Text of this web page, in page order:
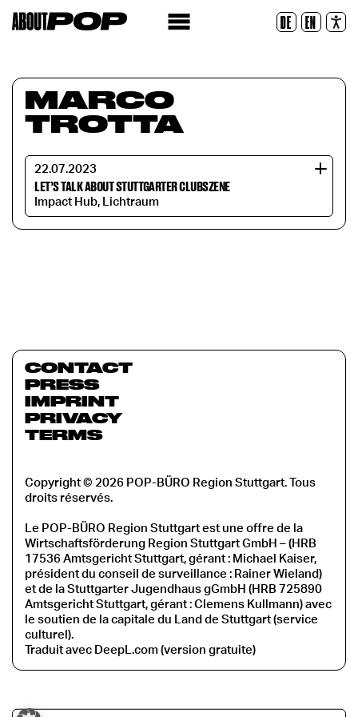
DE EN
Réinitialiser
MARCO
TROTTA
22.07.2023
LET’S TALK ABOUT STUTTGARTER CLUBSZENE
Impact Hub, Lichtraum
CONTACT
PRESS
IMPRINT
PRIVACY
TERMS
Copyright © 2026 POP-BÜRO Region Stuttgart. Tous
droits réservés.
Le POP-BÜRO Region Stuttgart est une offre de la
Wirtschaftsförderung Region Stuttgart GmbH – (HRB
17536 Amtsgericht Stuttgart, gérant : Michael Kaiser,
président du conseil de surveillance : Rainer Wieland)
et de la Stuttgarter Jugendhaus gGmbH (HRB 725890
Amtsgericht Stuttgart, gérant : Clemens Kullmann) avec
le soutien de la capitale du Land de Stuttgart (service
culturel).
Traduit avec DeepL.com (version gratuite)